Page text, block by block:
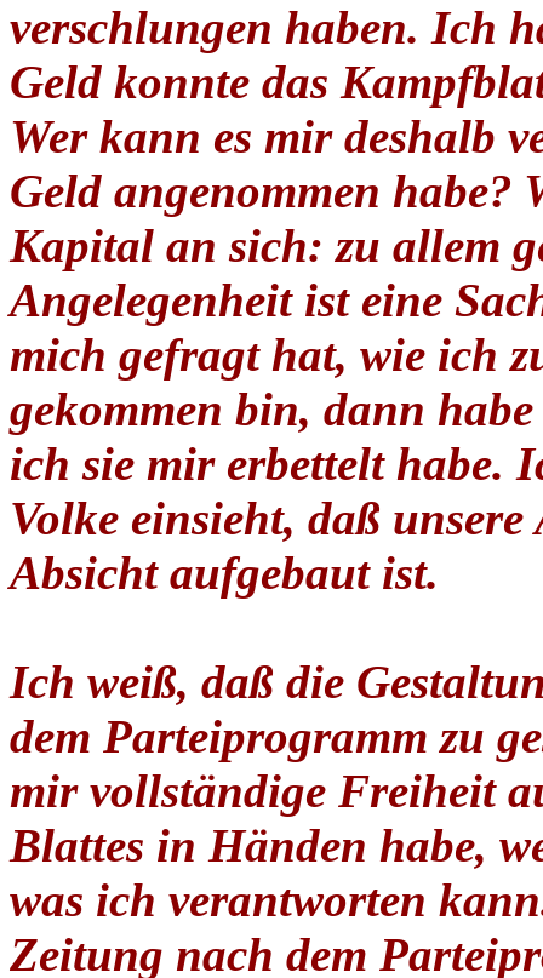
verschlungen haben. Ich
Geld konnte das
Wer kann es mir deshalb
Geld angenommen
Kapital an sich: zu allem
Angelegenheit ist eine
mich gefragt hat, wie ich
gekommen bin, dann
ich sie mir erbettelt habe.
Volke einsieht, daß
Absicht aufgebaut ist.
Ich weiß, daß die
dem Parteiprogramm zu
mir vollständige Freiheit
Blattes in Händen habe,
was ich verantworten
Zeitung nach dem